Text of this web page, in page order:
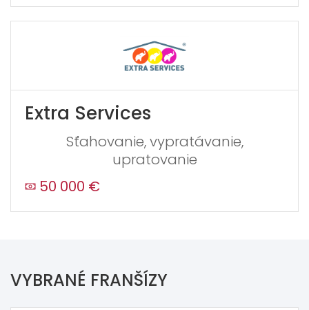
Extra Services
Sťahovanie, vypratávanie,
upratovanie
50 000 €
VYBRANÉ FRANŠÍZY